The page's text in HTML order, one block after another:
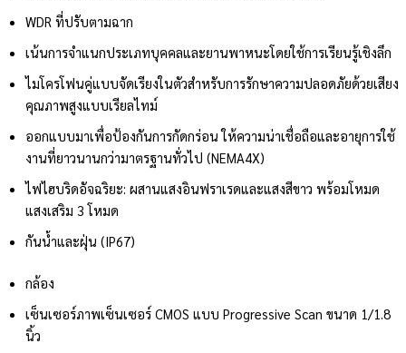
WDR ที่ปรับตามฉาก
เน้นการจำแนกประเภทบุคคลและยานพาหนะโดยใช้การเรียนรู้เชิงลึก
ไมโครโฟนคู่แบบจัดเรียงในตัวสำหรับการรักษาความปลอดภัยด้วยเสียง
คุณภาพสูงแบบเรียลไทม์
ออกแบบมาเพื่อป้องกันการกัดกร่อน ให้ความน่าเชื่อถือและอายุการใช้
งานที่ยาวนานกว่ามาตรฐานทั่วไป (NEMA4X)
ไฟไฮบริดอัจฉริยะ: ผสานแสงอินฟราเรดและแสงสีขาว พร้อมโหมด
แสงเสริม 3 โหมด
กันน้ำและฝุ่น (IP67)
กล้อง
เซ็นเซอร์ภาพเซ็นเซอร์ CMOS แบบ Progressive Scan ขนาด 1/1.8
นิ้ว